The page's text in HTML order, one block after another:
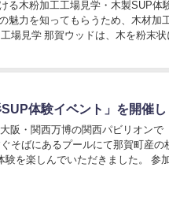
る木粉加工工場見学・木製SUP体
魅力を知ってもらうため、木材加
場見学 那賀ウッドは、木を粉末
木を細かく砕き粉末に...
体験イベント」を開催し
阪・関西万博の関西パビリオンで
そばにあるプールにて那賀町産
ただきました。 参加者のほとんどがSUP未経験者